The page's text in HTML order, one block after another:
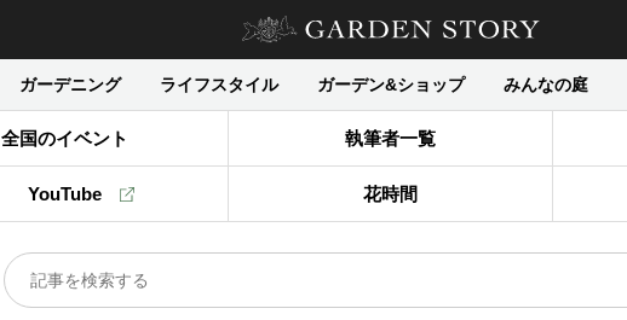
ガーデニング ライフスタイル ガーデン&ショップ みんなの庭
全国のイベント 執筆者一覧
YouTube 花時間